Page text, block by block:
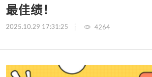
最佳绩！
2025.10.29 17:31:25 4264